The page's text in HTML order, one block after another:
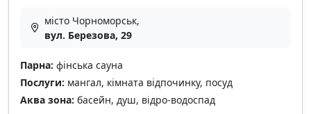
місто Чорноморськ,
вул. Березова, 29
Парна: фінська сауна
Послуги: мангал, кімната відпочинку, посуд
Аква зона: басейн, душ, відро-водоспад